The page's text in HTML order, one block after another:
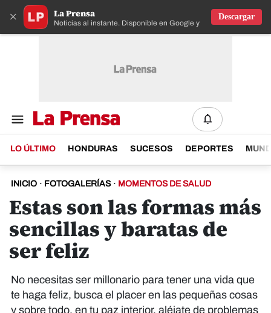
× La Prensa
Noticias al instante. Disponible en Google y IOS
Descargar
LO ÚLTIMO HONDURAS SUCESOS DEPORTES
INICIO · FOTOGALERÍAS · MOMENTOS DE SALUD
Estas son las formas más
sencillas y baratas de
ser feliz
No necesitas ser millonario para tener una vida que
te haga feliz, busca el placer en las pequeñas cosas
y sobre todo, en tu paz interior, aléjate de problemas